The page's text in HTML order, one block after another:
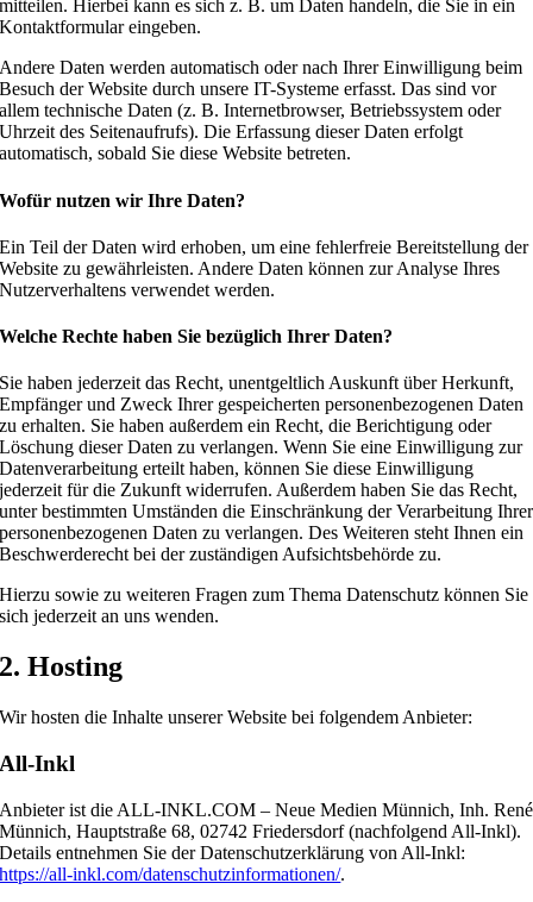
mitteilen. Hierbei kann es sich z. B. um Daten handeln, die Sie in ein
Kontaktformular eingeben.
Andere Daten werden automatisch oder nach Ihrer Einwilligung beim
Besuch der Website durch unsere IT-Systeme erfasst. Das sind vor
allem technische Daten (z. B. Internetbrowser, Betriebssystem oder
Uhrzeit des Seitenaufrufs). Die Erfassung dieser Daten erfolgt
automatisch, sobald Sie diese Website betreten.
Wofür nutzen wir Ihre Daten?
Ein Teil der Daten wird erhoben, um eine fehlerfreie Bereitstellung der
Website zu gewährleisten. Andere Daten können zur Analyse Ihres
Nutzerverhaltens verwendet werden.
Welche Rechte haben Sie bezüglich Ihrer Daten?
Sie haben jederzeit das Recht, unentgeltlich Auskunft über Herkunft,
Empfänger und Zweck Ihrer gespeicherten personenbezogenen Daten
zu erhalten. Sie haben außerdem ein Recht, die Berichtigung oder
Löschung dieser Daten zu verlangen. Wenn Sie eine Einwilligung zur
Datenverarbeitung erteilt haben, können Sie diese Einwilligung
jederzeit für die Zukunft widerrufen. Außerdem haben Sie das Recht,
unter bestimmten Umständen die Einschränkung der Verarbeitung Ihrer
personenbezogenen Daten zu verlangen. Des Weiteren steht Ihnen ein
Beschwerderecht bei der zuständigen Aufsichtsbehörde zu.
Hierzu sowie zu weiteren Fragen zum Thema Datenschutz können Sie
sich jederzeit an uns wenden.
2. Hosting
Wir hosten die Inhalte unserer Website bei folgendem Anbieter:
All-Inkl
Anbieter ist die ALL-INKL.COM – Neue Medien Münnich, Inh. René
Münnich, Hauptstraße 68, 02742 Friedersdorf (nachfolgend All-Inkl).
Details entnehmen Sie der Datenschutzerklärung von All-Inkl:
https://all-inkl.com/datenschutzinformationen/.